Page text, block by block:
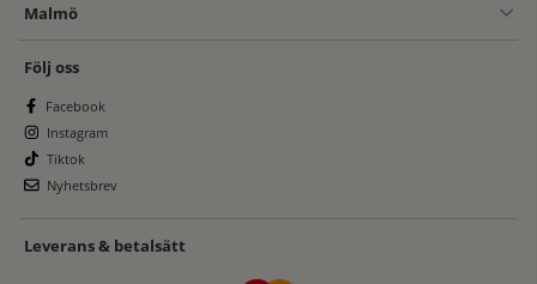
Malmö
Följ oss
Facebook
Instagram
Tiktok
Nyhetsbrev
Leverans & betalsätt